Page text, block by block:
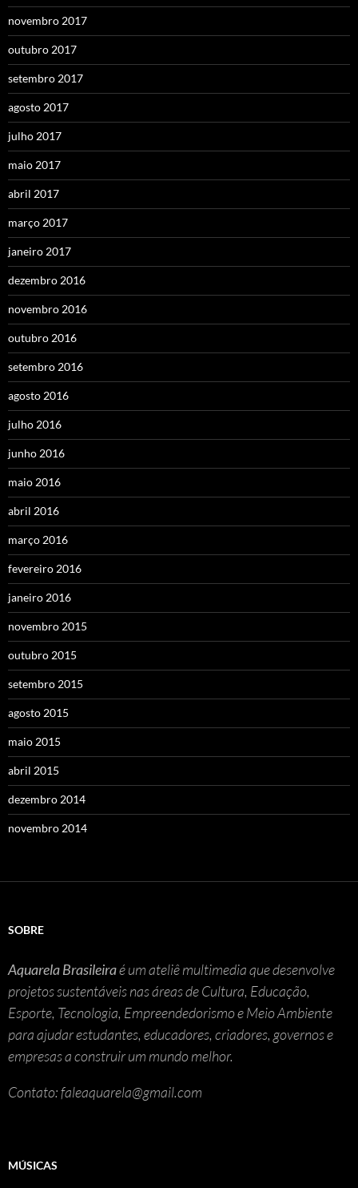
novembro 2017
outubro 2017
setembro 2017
agosto 2017
julho 2017
maio 2017
abril 2017
março 2017
janeiro 2017
dezembro 2016
novembro 2016
outubro 2016
setembro 2016
agosto 2016
julho 2016
junho 2016
maio 2016
abril 2016
março 2016
fevereiro 2016
janeiro 2016
novembro 2015
outubro 2015
setembro 2015
agosto 2015
maio 2015
abril 2015
dezembro 2014
novembro 2014
SOBRE
Aquarela Brasileiraé um ateliê multimedia que desenvolve
projetos sustentáveis nas áreas de Cultura, Educação,
Esporte, Tecnologia, Empreendedorismo e Meio Ambiente
para ajudar estudantes, educadores, criadores, governos e
empresas a construir um mundo melhor.
Contato: faleaquarela@gmail.com
MÚSICAS